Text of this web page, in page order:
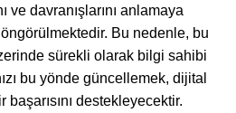
ve davranışlarını anlamaya
Bu nedenle, bu
sürekli olarak bilgi sahibi
bu yönde güncellemek, dijital
başarısını destekleyecektir.